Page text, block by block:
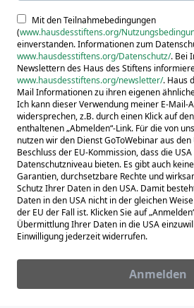
Mit den Teilnahmebedingungen
(www.hausdesstiftens.org/
einverstanden. Informationen zum
www.hausdesstiftens.org/Datenschutz/. Bei
Newslettern des Haus des Stiftens
www.hausdesstiftens.org/newsletter/. Haus
Mail Informationen zu ihren eigenen
Ich kann dieser Verwendung meiner E-Mail-
widersprechen, z.B. durch einen Klick auf
enthaltenen „Abmelden“-Link. Für die von
nutzen wir den Dienst GoToWebinar aus
Beschluss der EU-Kommission, dass die
Datenschutzniveau bieten. Es gibt auch
Garantien, durchsetzbare Rechte und
Schutz Ihrer Daten in den USA. Damit
Daten in den USA nicht in der gleichen
der EU der Fall ist. Klicken Sie auf
Übermittlung Ihrer Daten in die USA
Einwilligung jederzeit widerrufen.
Anmelden